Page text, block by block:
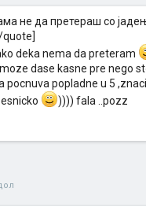
не да претераш со
quote]
deka nema da preteram
dase kasne pre nego
pocnuva popladne u 5
)))) fala ..pozz